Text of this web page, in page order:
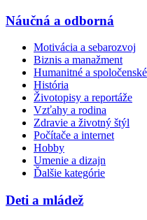
Náučná a odborná
Motivácia a sebarozvoj
Biznis a manažment
Humanitné a
História
Životopisy a reportáže
Vzťahy a rodina
Zdravie a životný štýl
Počítače a internet
Hobby
Umenie a dizajn
Ďalšie kategórie
Deti a mládež